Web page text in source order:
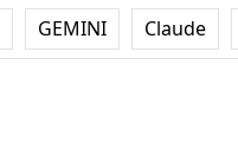
GEMINI Claude